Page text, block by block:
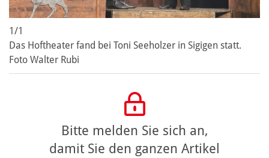
1/1
Das Hoftheater fand bei Toni Seeholzer in Sigigen statt.
Foto Walter Rubi
Bitte melden Sie sich an,
damit Sie den ganzen Artikel